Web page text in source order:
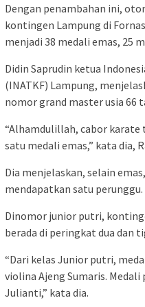
Dengan penambahan ini,
kontingen Lampung di
menjadi 38 medali emas, 25
Didin Saprudin ketua
(INATKF) Lampung,
nomor grand master usia 66
“Alhamdulillah, cabor
satu medali emas,” kata dia,
Dia menjelaskan, selain
mendapatkan satu perunggu.
Dinomor junior putri,
berada di peringkat dua dan
“Dari kelas Junior putri,
violina Ajeng Sumaris.
Julianti,” kata dia.